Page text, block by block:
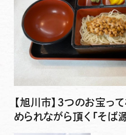
【旭川市】3つのお宝っ
められながら頂く「そば